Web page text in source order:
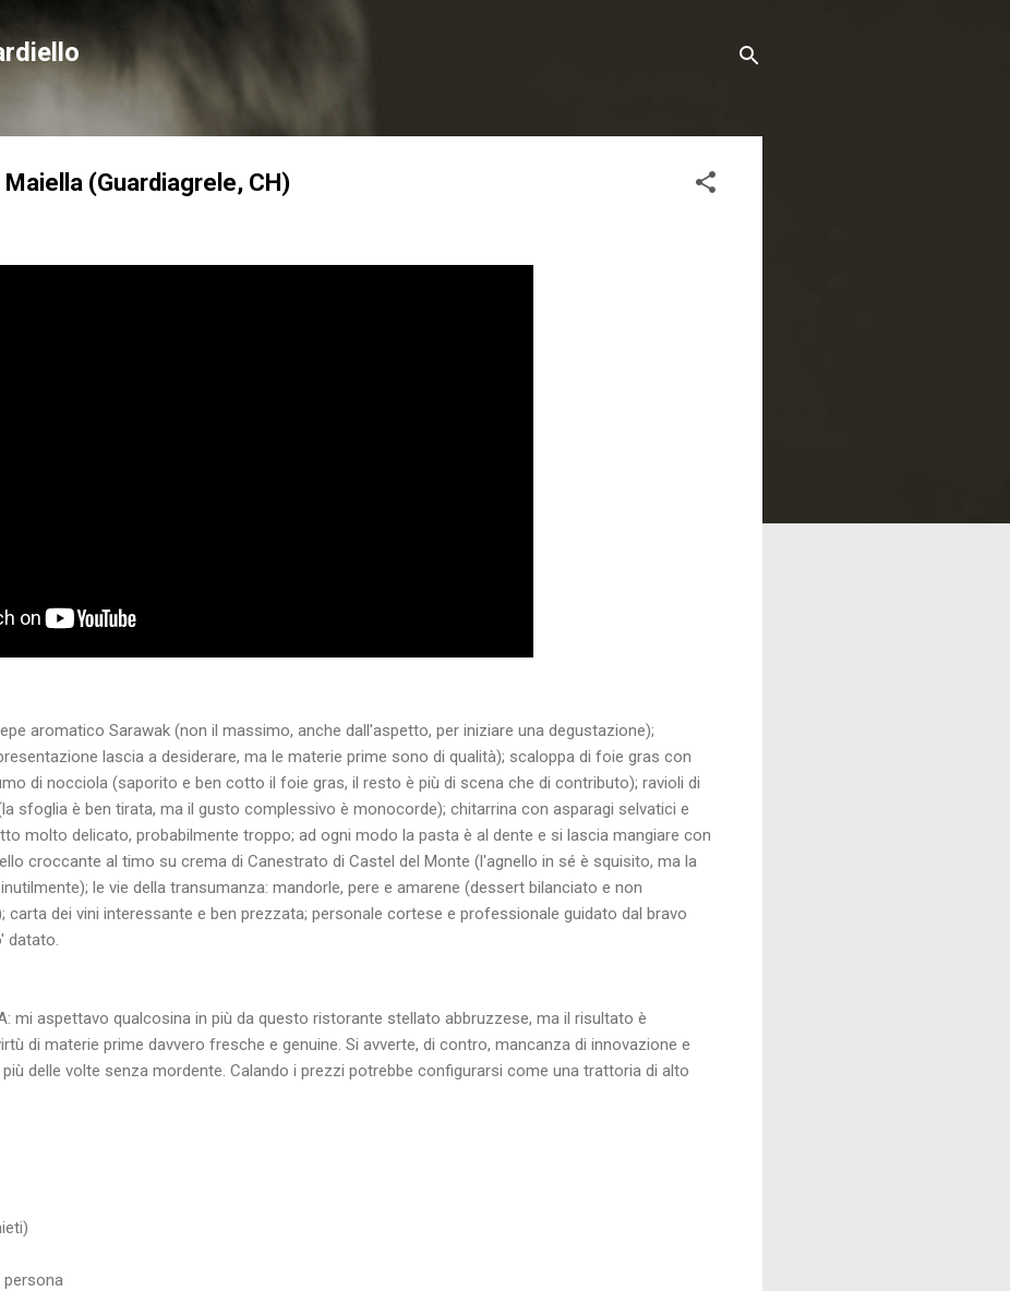
(Guardiagrele, CH)
aromatico Sarawak (non il massimo, anche dall'aspetto, per iniziare una degustazione);
lascia a desiderare, ma le materie prime sono di qualità); scaloppa di foie gras con
di nocciola (saporito e ben cotto il foie gras, il resto è più di scena che di contributo); ravioli di
sfoglia è ben tirata, ma il gusto complessivo è monocorde); chitarrina con asparagi selvatici e
molto delicato, probabilmente troppo; ad ogni modo la pasta è al dente e si lascia mangiare con
croccante al timo su crema di Canestrato di Castel del Monte (l'agnello in sé è squisito, ma la
le vie della transumanza: mandorle, pere e amarene (dessert bilanciato e non
carta dei vini interessante e ben prezzata; personale cortese e professionale guidato dal bravo
datato.
mi aspettavo qualcosina in più da questo ristorante stellato abbruzzese, ma il risultato è
di materie prime davvero fresche e genuine. Si avverte, di contro, mancanza di innovazione e
delle volte senza mordente. Calando i prezzi potrebbe configurarsi come una trattoria di alto